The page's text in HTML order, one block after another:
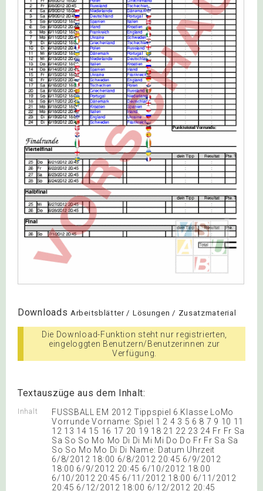
Downloads Arbeitsblätter / Lösungen / Zusatzmaterial
Die Download-Funktion steht nur registrierten,
eingeloggten Benutzern/Benutzerinnen zur
Verfügung.
Textauszüge aus dem Inhalt:
Inhalt
FUSSBALL EM 2012 Tippspiel 6.Klasse LoMo
Vorrunde Vorname: Spiel 1 2 4 3 5 6 8 7 9 10 11
12 13 14 15 16 17 20 19 18 21 22 23 24 Fr Fr Sa
Sa So So Mo Mo Di Di Mi Mi Do Do Fr Fr Sa Sa
So So Mo Mo Di Di Name: Datum Uhrzeit
6/8/2012 18:00 6/8/2012 20:45 6/9/2012
18:00 6/9/2012 20:45 6/10/2012 18:00
6/10/2012 20:45 6/11/2012 18:00 6/11/2012
20:45 6/12/2012 18:00 6/12/2012 20:45